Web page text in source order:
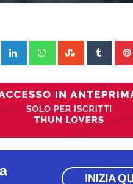
Google+ LinkedIn WhatsappStumbleUpon
Tumblr